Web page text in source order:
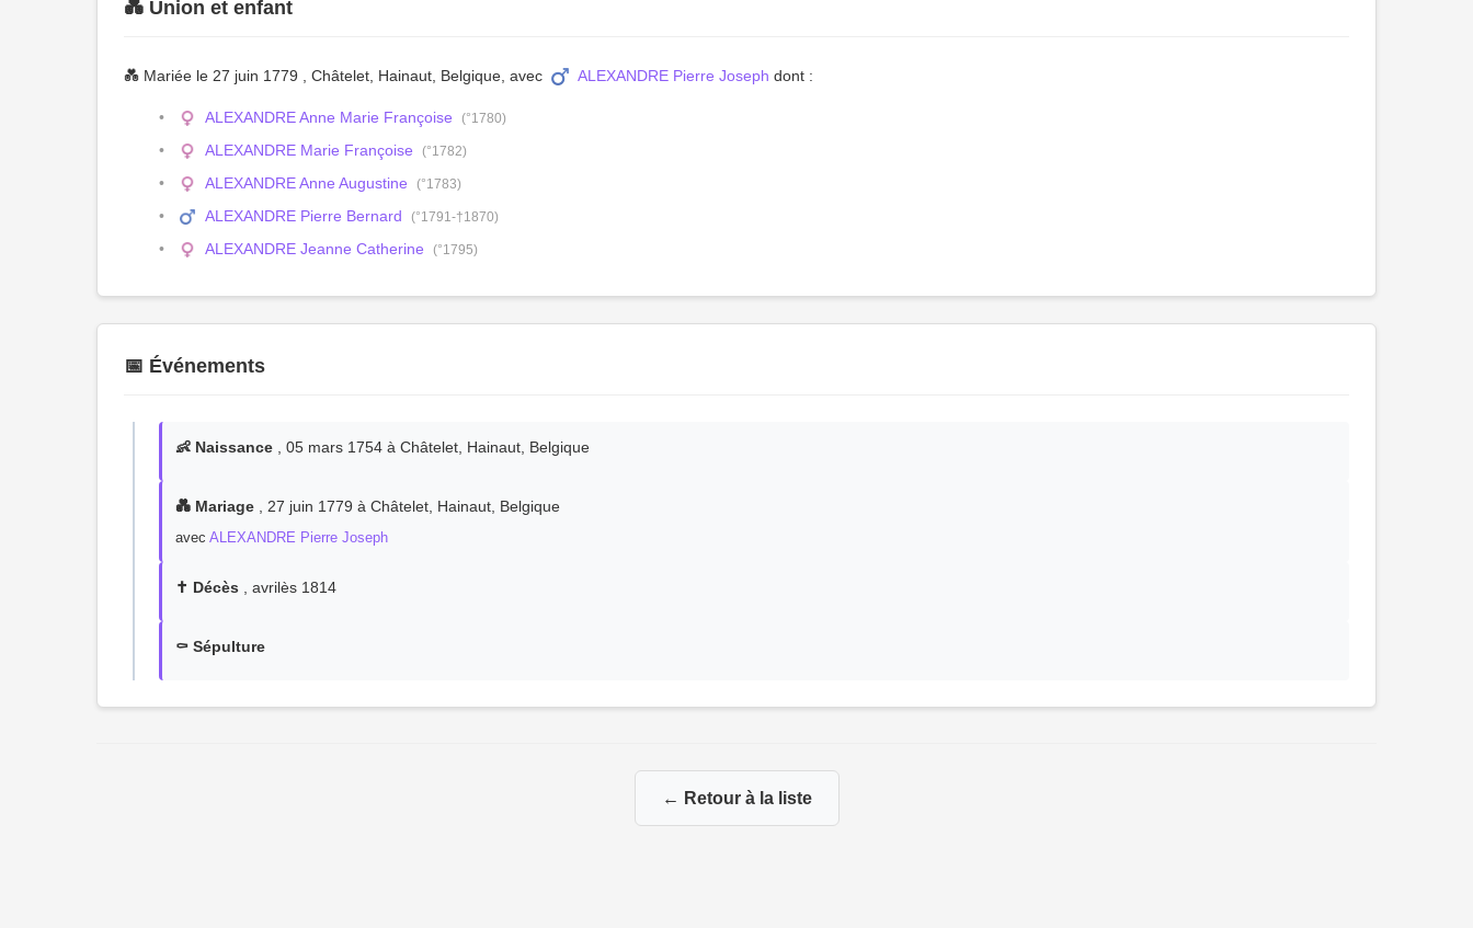
💑 Union et enfant
💑 Mariée le 27 juin 1779 , Châtelet, Hainaut, Belgique, avec ALEXANDRE Pierre Joseph dont :
ALEXANDRE Anne Marie Françoise (°1780)
ALEXANDRE Marie Françoise (°1782)
ALEXANDRE Anne Augustine (°1783)
ALEXANDRE Pierre Bernard (°1791-†1870)
ALEXANDRE Jeanne Catherine (°1795)
📅 Événements
👶 Naissance , 05 mars 1754 à Châtelet, Hainaut, Belgique
💑 Mariage , 27 juin 1779 à Châtelet, Hainaut, Belgique
avec ALEXANDRE Pierre Joseph
✝️ Décès , avrilès 1814
⚰️ Sépulture
← Retour à la liste